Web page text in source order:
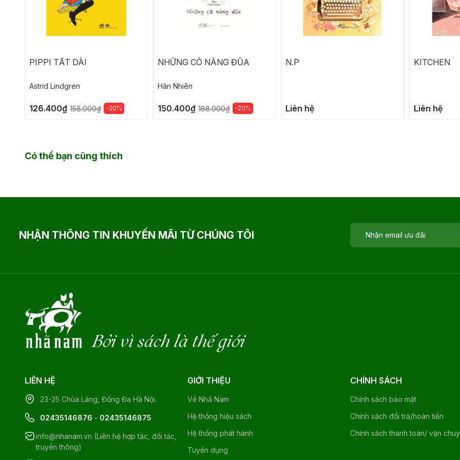
PIPPI TẤT DÀI
Astrid Lindgren
126.400₫ 158.000₫ -20%
NHỮNG CÔ NÀNG ĐŨA
Hân Nhiên
150.400₫ 188.000₫ -20%
N.P
Liên hệ
KITCHEN
Liên hệ
Có thể bạn cũng thích
NHẬN THÔNG TIN KHUYẾN MÃI TỪ CHÚNG TÔI
Bởi vì sách là thế giới
LIÊN HỆ
23-25 Chùa Láng, Đống Đa Hà Nội.
02435146876 - 02435146875
info@nhanam.vn (Liên hệ hợp tác, đối tác,
truyền thông)
GIỚI THIỆU
Về Nhã Nam
Hệ thống hiệu sách
Hệ thống phát hành
Tuyển dụng
CHÍNH SÁCH
Chính sách bảo mật
Chính sách đổi trả/hoàn tiền
Chính sách thanh toán/ vận